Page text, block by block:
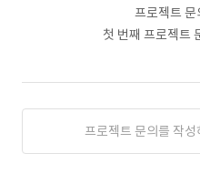
프로젝트 문
첫 번째 프로젝트
프로젝트 문의를 작성